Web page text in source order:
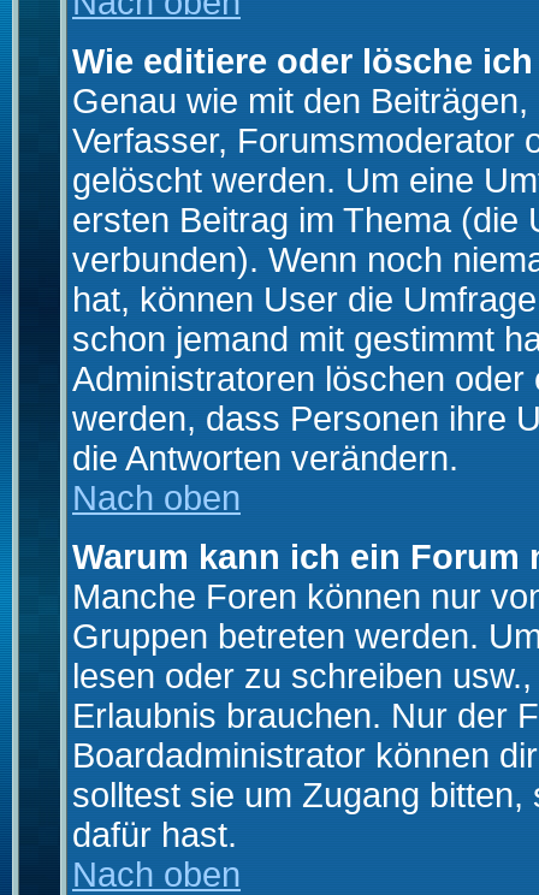
Wie editiere oder lösche
Genau wie mit den
Verfasser, Forumsmoderator
gelöscht werden. Um eine
ersten Beitrag im Thema (die
verbunden). Wenn noch
hat, können User die
schon jemand mit gestimmt
Administratoren löschen
werden, dass Personen ihre
die Antworten verändern.
Nach oben
Warum kann ich ein Forum
Manche Foren können nur
Gruppen betreten werden.
lesen oder zu schreiben
Erlaubnis brauchen. Nur der
Boardadministrator können
solltest sie um Zugang
dafür hast.
Nach oben